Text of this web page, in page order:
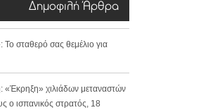
Δημοφιλή Άρθρα
Το σταθερό σας θεμέλιο για
χιλιάδων μεταναστών
ο ισπανικός στρατός, 18